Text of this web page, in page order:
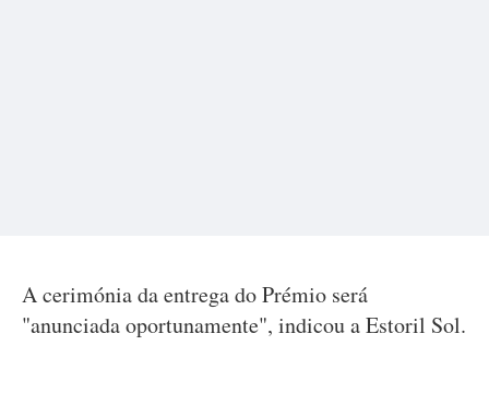
A cerimónia da entrega do Prémio será
"anunciada oportunamente", indicou a Estoril Sol.